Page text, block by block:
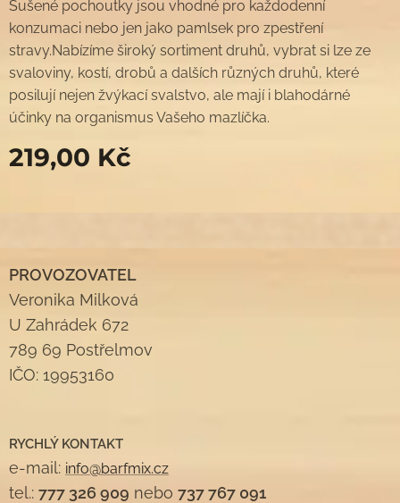
Sušené pochoutky jsou vhodné pro každodenní
konzumaci nebo jen jako pamlsek pro zpestření
stravy.Nabízíme široký sortiment druhů, vybrat si lze ze
svaloviny, kostí, drobů a dalších různých druhů, které
posilují nejen žvýkací svalstvo, ale mají i blahodárné
účinky na organismus Vašeho mazlíčka.
219,00 Kč
PROVOZOVATEL
Veronika Milková
U Zahrádek 672
789 69 Postřelmov
IČO: 19953160
RYCHLÝ KONTAKT
e-mail: info@barfmix.cz
tel.: 777 326 909 nebo 737 767 091